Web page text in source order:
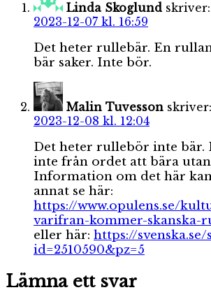
Linda Skoglund skriver:
2023-12-07 kl. 16:59
Det heter rullebär. En
bär saker. Inte bör.
Malin Tuvesson skriver:
2023-12-08 kl. 12:04
Det heter rullebör inte bär.
inte från ordet att bära
Information om det här
annat se här:
https://www.opulens.se/
varifran-kommer-skanska-
eller här: https://svenska.se/
id=2510590&pz=5
Lämna ett svar